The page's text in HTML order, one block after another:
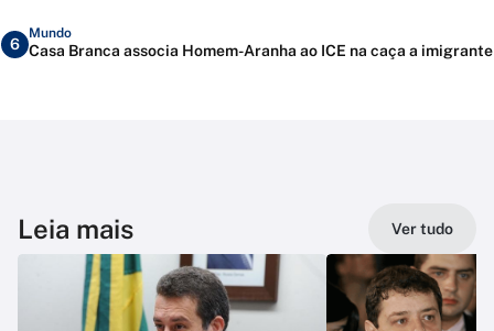
6
Mundo
Casa Branca associa Homem-Aranha ao ICE na caça a imigrante
Leia mais Ver tudo